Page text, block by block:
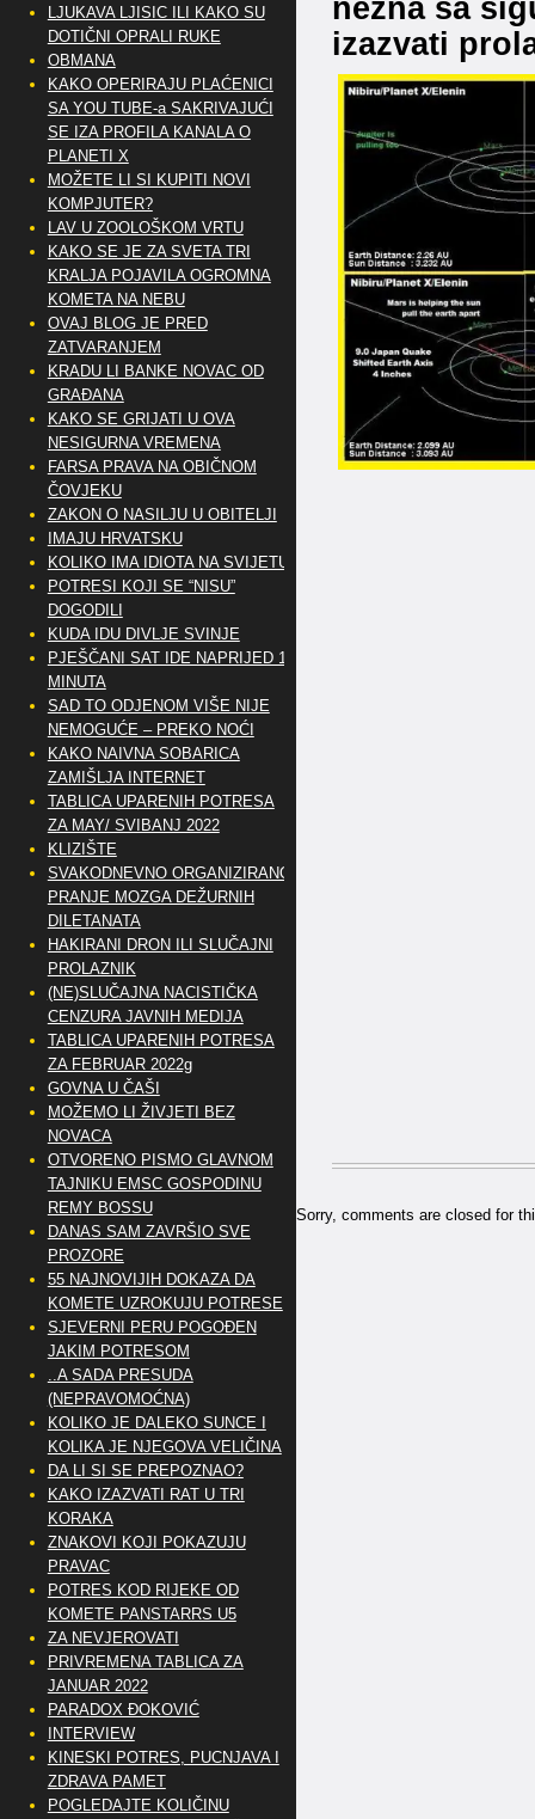
izazvati
Sorry, comments are closed for
LJUKAVA LJISIC ILI KAKO SU
DOTIČNI OPRALI RUKE
OBMANA
KAKO OPERIRAJU PLAĆENICI
SA YOU TUBE-a SAKRIVAJUĆI
SE IZA PROFILA KANALA O
PLANETI X
MOŽETE LI SI KUPITI NOVI
KOMPJUTER?
LAV U ZOOLOŠKOM VRTU
KAKO SE JE ZA SVETA TRI
KRALJA POJAVILA OGROMNA
KOMETA NA NEBU
OVAJ BLOG JE PRED
ZATVARANJEM
KRADU LI BANKE NOVAC OD
GRAĐANA
KAKO SE GRIJATI U OVA
NESIGURNA VREMENA
FARSA PRAVA NA OBIČNOM
ČOVJEKU
ZAKON O NASILJU U OBITELJI
IMAJU HRVATSKU
KOLIKO IMA IDIOTA NA SVIJETU?
POTRESI KOJI SE “NISU”
DOGODILI
KUDA IDU DIVLJE SVINJE
PJEŠČANI SAT IDE NAPRIJED 10
MINUTA
SAD TO ODJENOM VIŠE NIJE
NEMOGUĆE – PREKO NOĆI
KAKO NAIVNA SOBARICA
ZAMIŠLJA INTERNET
TABLICA UPARENIH POTRESA
ZA MAY/ SVIBANJ 2022
KLIZIŠTE
SVAKODNEVNO ORGANIZIRANO
PRANJE MOZGA DEŽURNIH
DILETANATA
HAKIRANI DRON ILI SLUČAJNI
PROLAZNIK
(NE)SLUČAJNA NACISTIČKA
CENZURA JAVNIH MEDIJA
TABLICA UPARENIH POTRESA
ZA FEBRUAR 2022g
GOVNA U ČAŠI
MOŽEMO LI ŽIVJETI BEZ
NOVACA
OTVORENO PISMO GLAVNOM
TAJNIKU EMSC GOSPODINU
REMY BOSSU
DANAS SAM ZAVRŠIO SVE
PROZORE
55 NAJNOVIJIH DOKAZA DA
KOMETE UZROKUJU POTRESE
SJEVERNI PERU POGOĐEN
JAKIM POTRESOM
..A SADA PRESUDA
(NEPRAVOMOĆNA)
KOLIKO JE DALEKO SUNCE I
KOLIKA JE NJEGOVA VELIČINA
DA LI SI SE PREPOZNAO?
KAKO IZAZVATI RAT U TRI
KORAKA
ZNAKOVI KOJI POKAZUJU
PRAVAC
POTRES KOD RIJEKE OD
KOMETE PANSTARRS U5
ZA NEVJEROVATI
PRIVREMENA TABLICA ZA
JANUAR 2022
PARADOX ĐOKOVIĆ
INTERVIEW
KINESKI POTRES, PUCNJAVA I
ZDRAVA PAMET
POGLEDAJTE KOLIČINU